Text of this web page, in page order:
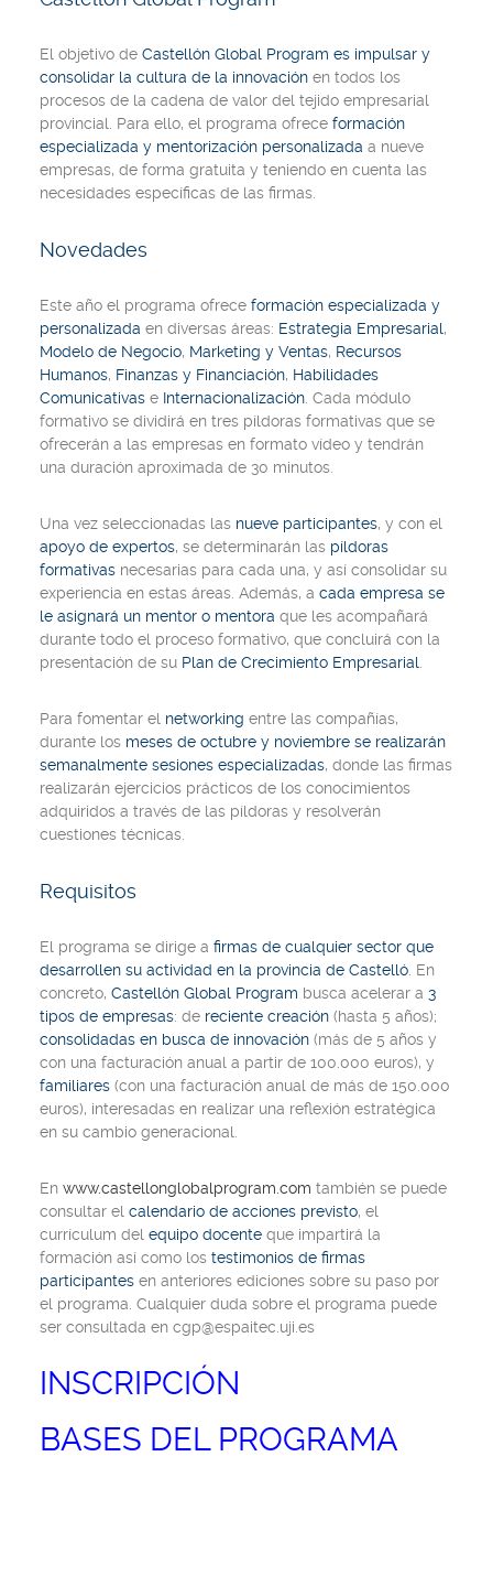
El objetivo de Castellón Global Program es impulsar y
consolidar la cultura de la innovación en todos los
procesos de la cadena de valor del tejido empresarial
provincial. Para ello, el programa ofrece formación
especializada y mentorización personalizada a nueve
empresas, de forma gratuita y teniendo en cuenta las
necesidades específicas de las firmas.
Novedades
Este año el programa ofrece formación especializada y
personalizada en diversas áreas: Estrategia Empresarial,
Modelo de Negocio, Marketing y Ventas, Recursos
Humanos, Finanzas y Financiación, Habilidades
Comunicativas e Internacionalización . Cada módulo
formativo se dividirá en tres píldoras formativas que se
ofrecerán a las empresas en formato vídeo y tendrán
una duración aproximada de 30 minutos.
Una vez seleccionadas las nueve participantes, y con el
apoyo de expertos, se determinarán las píldoras
formativas necesarias para cada una, y así consolidar su
experiencia en estas áreas. Además, a cada empresa se
le asignará un mentor o mentora que les acompañará
durante todo el proceso formativo, que concluirá con la
presentación de su Plan de Crecimiento Empresarial
Para fomentar el networking entre las compañías,
durante los meses de octubre y noviembre se realizarán
semanalmente sesiones especializadas, donde las firmas
realizarán ejercicios prácticos de los conocimientos
adquiridos a través de las píldoras y resolverán
cuestiones técnicas.
Requisitos
El programa se dirige a firmas de cualquier sector que
desarrollen su actividad en la provincia de Castelló . En
concreto, Castellón Global Program busca acelerar a 3
tipos de empresas: de reciente creación (hasta 5 años);
consolidadas en busca de innovación (más de 5 años y
con una facturación anual a partir de 100.000 euros), y
familiares (con una facturación anual de más de 150.000
euros), interesadas en realizar una reflexión estratégica
en su cambio generacional.
En www.castellonglobalprogram.com también se puede
consultar el calendario de acciones previsto, el
currículum del equipo docente que impartirá la
formación así como los testimonios de firmas
participantes en anteriores ediciones sobre su paso por
el programa. Cualquier duda sobre el programa puede
ser consultada en cgp@espaitec.uji.es
INSCRIPCIÓN
BASES DEL PROGRAMA